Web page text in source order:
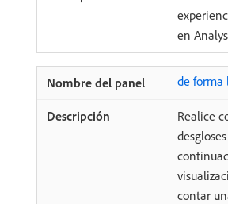
en
de forma
Realice
contar